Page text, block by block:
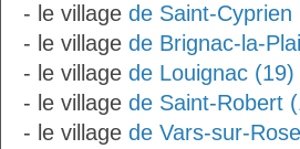
- le village de Saint-Cyprien
- le village de Brignac-la-
- le village de Louignac (19)
- le village de Saint-Robert
- le village de Vars-sur-